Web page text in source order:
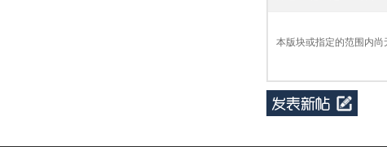
本版块或指定的范围内尚